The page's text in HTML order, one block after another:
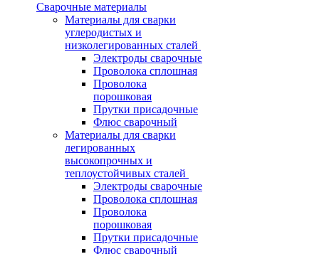
Сварочные материалы
Материалы для сварки
углеродистых и
низколегированных сталей
Электроды сварочные
Проволока сплошная
Проволока
порошковая
Прутки присадочные
Флюс сварочный
Материалы для сварки
легированных
высокопрочных и
теплоустойчивых сталей
Электроды сварочные
Проволока сплошная
Проволока
порошковая
Прутки присадочные
Флюс сварочный